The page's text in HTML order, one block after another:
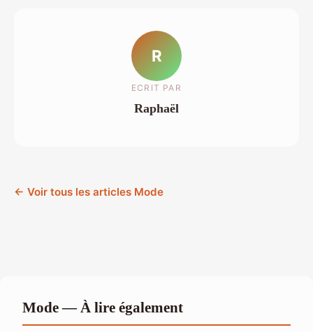
R
ECRIT PAR
Raphaël
← Voir tous les articles Mode
Mode — À lire également